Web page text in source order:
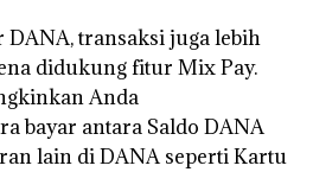
DANA, transaksi juga lebih
didukung fitur Mix Pay.
Anda
bayar antara Saldo DANA
lain di DANA seperti Kartu